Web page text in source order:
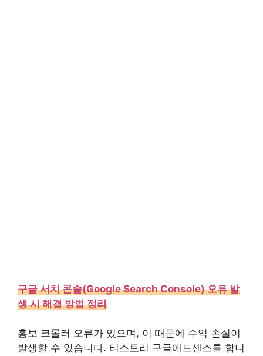
구글 서치 콘솔(Google Search Console) 오류 발
생 시 해결 방법 정리
홍보 크롤러 오류가 있으며, 이 때문에 수익 손실이
발생할 수 있습니다. 티스토리 구글애드센스를 합니